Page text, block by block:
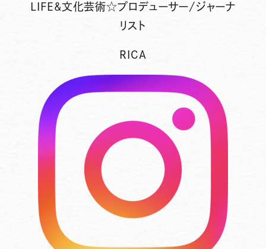
LIFE&文化芸術☆プロデューサー/ジャーナ
リスト
RICA